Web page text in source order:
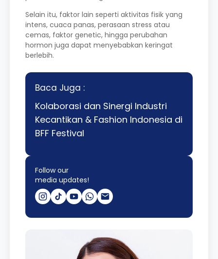
Selain itu, faktor lain seperti aktivitas fisik yang
intens, cuaca panas, perasaan stress atau
cemas, faktor genetic, hingga perubahan
hormon juga dapat menyebabkan keringat
berlebih.
Baca Juga :
Kolaborasi dan Sinergi Industri
Kecantikan & Fashion Indonesia di
BFF Festival
Follow our
media updates!